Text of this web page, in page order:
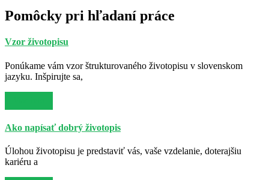
Pomôcky pri hľadaní práce
Vzor životopisu
Ponúkame vám vzor štrukturovaného životopisu v slovenskom
jazyku. Inšpirujte sa,
Ako napísať dobrý životopis
Úlohou životopisu je predstaviť vás, vaše vzdelanie, doterajšiu
kariéru a